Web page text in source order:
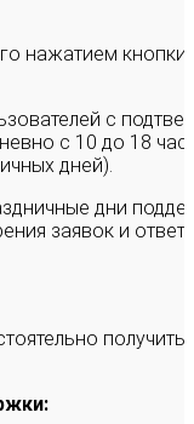
нажатием кнопки
с
с 10 до 18
дней).
дни
заявок и